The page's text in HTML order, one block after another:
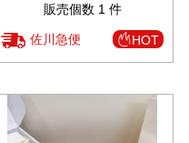
販売個数 1 件
佐川急便 HOT